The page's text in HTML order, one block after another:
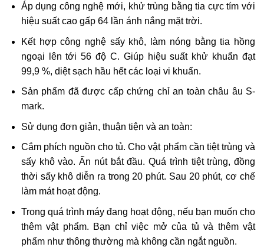
Áp dụng công nghệ mới, khử trùng bằng tia cực tím với
hiệu suất cao gấp 64 lần ánh nắng mặt trời.
Kết hợp công nghệ sấy khô, làm nóng bằng tia hồng
ngoại lên tới 56 độ C. Giúp hiệu suất khử khuẩn đạt
99,9 %, diệt sạch hầu hết các loại vi khuẩn.
Sản phẩm đã được cấp chứng chỉ an toàn châu âu S-
mark.
Sử dụng đơn giản, thuận tiện và an toàn:
Cắm phích nguồn cho tủ. Cho vật phẩm cần tiệt trùng và
sấy khô vào. Ấn nút bắt đầu. Quá trình tiệt trùng, đồng
thời sấy khô diễn ra trong 20 phút. Sau 20 phút, cơ chế
làm mát hoạt động.
Trong quá trình máy đang hoạt động, nếu bạn muốn cho
thêm vật phẩm. Bạn chỉ việc mở của tủ và thêm vật
phẩm như thông thường mà không cần ngắt nguồn.